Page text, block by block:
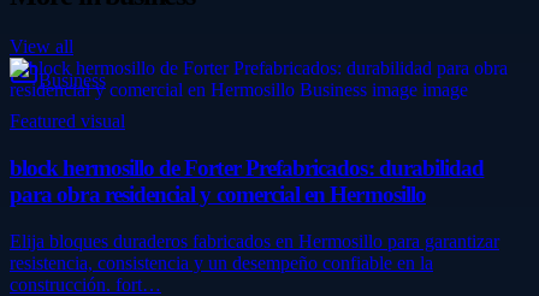
View all
Business
Featured visual
block hermosillo de Forter Prefabricados: durabilidad
para obra residencial y comercial en Hermosillo
Elija bloques duraderos fabricados en Hermosillo para garantizar
resistencia, consistencia y un desempeño confiable en la
construcción. fort…